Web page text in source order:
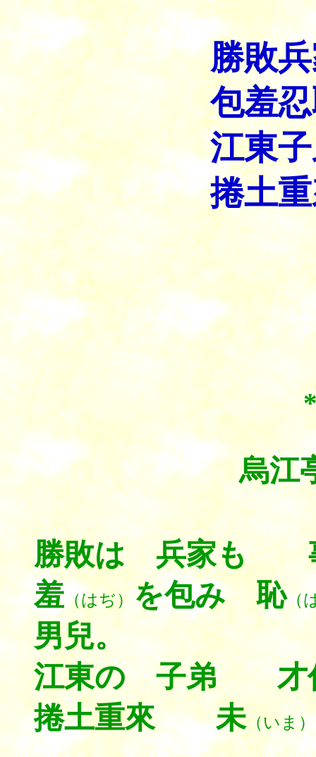
勝敗
包羞
江東
捲土
烏江
勝敗は 兵家も
羞（はぢ）を包み 恥（
男兒。
江東の 子弟 才
捲土重來 未（いま）